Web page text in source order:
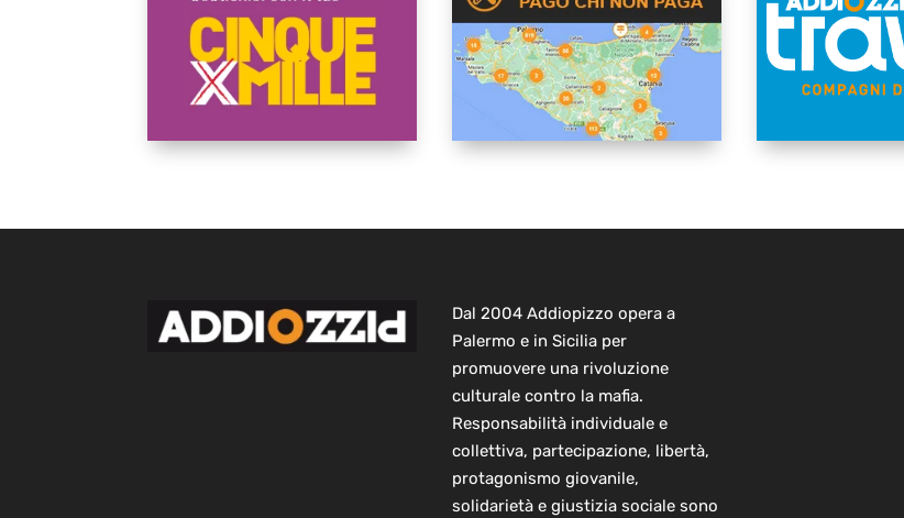
Dal 2004 Addiopizzo opera a
Palermo e in Sicilia per
promuovere una rivoluzione
culturale contro la mafia.
Responsabilità individuale e
collettiva, partecipazione, libertà,
protagonismo giovanile,
solidarietà e giustizia sociale sono